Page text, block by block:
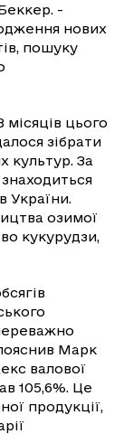
-
нових
пошуку
цього
зібрати
культур. За
України.
озимої
кукурудзи,
Марк
валової
105,6%. Це
продукції,